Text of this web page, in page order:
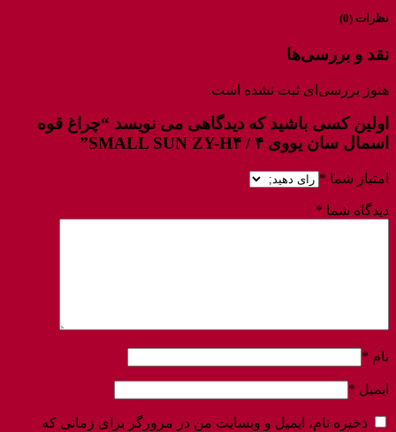
نظرات (0)
نقد و بررسی‌ها
هنوز بررسی‌ای ثبت نشده است.
اولین کسی باشید که دیدگاهی می نویسد “چراغ قوه
اسمال سان یووی ۴ / SMALL SUN ZY-H۴”
امتیاز شما *
دیدگاه شما *
نام *
ایمیل *
ذخیره نام، ایمیل و وبسایت من در مرورگر برای زمانی که